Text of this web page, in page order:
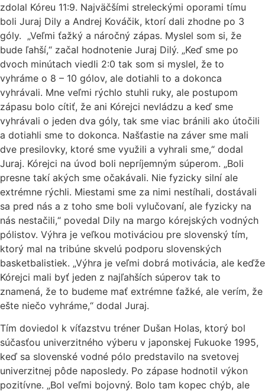
zdolal Kóreu 11:9. Najväčšími streleckými oporami tímu
boli Juraj Dily a Andrej Kováčik, ktorí dali zhodne po 3
góly. „Veľmi ťažký a náročný zápas. Myslel som si, že
bude ľahší,“ začal hodnotenie Juraj Dilý. „Keď sme po
dvoch minútach viedli 2:0 tak som si myslel, že to
vyhráme o 8 – 10 gólov, ale dotiahli to a dokonca
vyhrávali. Mne veľmi rýchlo stuhli ruky, ale postupom
zápasu bolo cítiť, že ani Kórejci nevládzu a keď sme
vyhrávali o jeden dva góly, tak sme viac bránili ako útočili
a dotiahli sme to dokonca. Našťastie na záver sme mali
dve presilovky, ktoré sme využili a vyhrali sme,“ dodal
Juraj. Kórejci na úvod boli nepríjemným súperom. „Boli
presne takí akých sme očakávali. Nie fyzicky silní ale
extrémne rýchli. Miestami sme za nimi nestíhali, dostávali
sa pred nás a z toho sme boli vylučovaní, ale fyzicky na
nás nestačili,“ povedal Dily na margo kórejských vodných
pólistov. Výhra je veľkou motiváciou pre slovenský tím,
ktorý mal na tribúne skvelú podporu slovenských
basketbalistiek. „Výhra je veľmi dobrá motivácia, ale keďže
Kórejci mali byť jeden z najľahších súperov tak to
znamená, že to budeme mať extrémne ťažké, ale verím, že
ešte niečo vyhráme,“ dodal Juraj.
Tím doviedol k víťazstvu tréner Dušan Holas, ktorý bol
súčasťou univerzitného výberu v japonskej Fukuoke 1995,
keď sa slovenské vodné pólo predstavilo na svetovej
univerzitnej pôde naposledy. Po zápase hodnotil výkon
pozitívne. „Bol veľmi bojovný. Bolo tam kopec chýb, ale